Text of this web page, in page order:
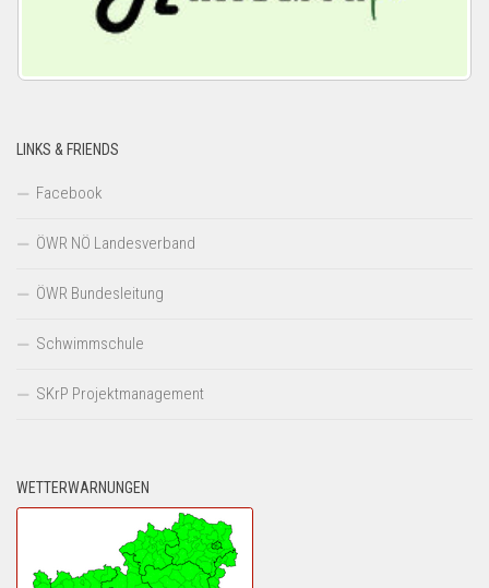
LINKS & FRIENDS
Facebook
ÖWR NÖ Landesverband
ÖWR Bundesleitung
Schwimmschule
SKrP Projektmanagement
WETTERWARNUNGEN